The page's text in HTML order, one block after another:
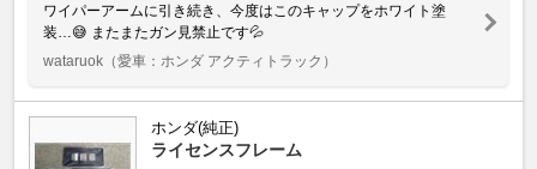
ワイパーアームに引き続き、今度はこのキャップをホワイト塗
装…😅 またまたガン見禁止です💦
wataruok （愛車：ホンダ アクティトラック）
ホンダ(純正)
ライセンスフレーム